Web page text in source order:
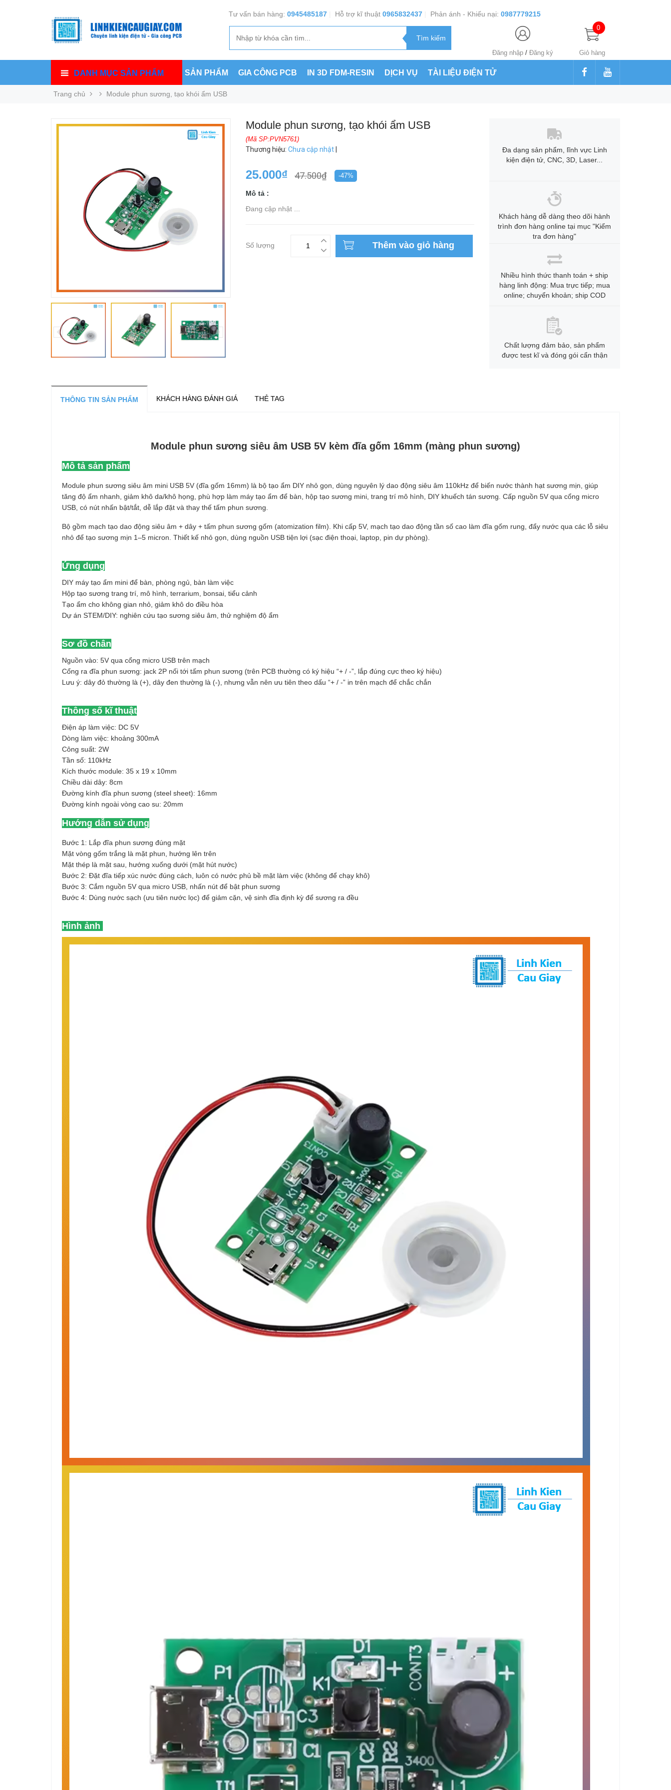
Tư vấn bán hàng: 0945485187| Hỗ trợ kĩ thuật 0965832437| Phản ánh - Khiếu nại: 0987779215
Đăng nhập/ Đăng ký Giỏ hàng
0
DANH MỤC SẢN PHẨM SẢN PHẨM GIA CÔNG PCB IN 3D FDM-RESIN DỊCH VỤ TÀI LIỆU ĐIỆN TỬ
Trang chủ Module phun sương, tạo khói ẩm USB
Module phun sương, tạo khói ẩm USB
(Mã SP:PVN5761)
Thương hiệu: Chưa cập nhật
25.000₫ 47.500₫ -47%
Mô tả :
Đang cập nhật ...
Số lượng Thêm vào giỏ hàng
Đa dạng sản phẩm, lĩnh vực Linh
kiện điện tử, CNC, 3D, Laser...
Khách hàng dễ dàng theo dõi hành
trình đơn hàng online tại mục "Kiểm
tra đơn hàng"
Nhiều hình thức thanh toán + ship
hàng linh động: Mua trực tiếp; mua
online; chuyển khoản; ship COD
Chất lượng đảm bảo, sản phẩm
được test kĩ và đóng gói cẩn thận
THÔNG TIN SẢN PHẨM KHÁCH HÀNG ĐÁNH GIÁ THẺ TAG
Module phun sương siêu âm USB 5V kèm đĩa gốm 16mm (màng phun sương)
Mô tả sản phẩm
Module phun sương siêu âm mini USB 5V (đĩa gốm 16mm) là bộ tạo ẩm DIY nhỏ gọn, dùng nguyên lý dao động siêu âm 110kHz để biến nước thành hạt sương mịn, giúp
tăng độ ẩm nhanh, giảm khô da/khô họng, phù hợp làm máy tạo ẩm để bàn, hộp tạo sương mini, trang trí mô hình, DIY khuếch tán sương. Cấp nguồn 5V qua cổng micro
USB, có nút nhấn bật/tắt, dễ lắp đặt và thay thế tấm phun sương.
Bộ gồm mạch tạo dao động siêu âm + dây + tấm phun sương gốm (atomization film). Khi cấp 5V, mạch tạo dao động tần số cao làm đĩa gốm rung, đẩy nước qua các lỗ siêu
nhỏ để tạo sương mịn 1–5 micron. Thiết kế nhỏ gọn, dùng nguồn USB tiện lợi (sạc điện thoại, laptop, pin dự phòng).
Ứng dụng
DIY máy tạo ẩm mini để bàn, phòng ngủ, bàn làm việc
Hộp tạo sương trang trí, mô hình, terrarium, bonsai, tiểu cảnh
Tạo ẩm cho không gian nhỏ, giảm khô do điều hòa
Dự án STEM/DIY: nghiên cứu tạo sương siêu âm, thử nghiệm độ ẩm
Sơ đồ chân
Nguồn vào: 5V qua cổng micro USB trên mạch
Cổng ra đĩa phun sương: jack 2P nối tới tấm phun sương (trên PCB thường có ký hiệu “+ / -”, lắp đúng cực theo ký hiệu)
Lưu ý: dây đỏ thường là (+), dây đen thường là (-), nhưng vẫn nên ưu tiên theo dấu “+ / -” in trên mạch để chắc chắn
Thông số kĩ thuật
Điện áp làm việc: DC 5V
Dòng làm việc: khoảng 300mA
Công suất: 2W
Tần số: 110kHz
Kích thước module: 35 x 19 x 10mm
Chiều dài dây: 8cm
Đường kính đĩa phun sương (steel sheet): 16mm
Đường kính ngoài vòng cao su: 20mm
Hướng dẫn sử dụng
Bước 1: Lắp đĩa phun sương đúng mặt
Mặt vòng gốm trắng là mặt phun, hướng lên trên
Mặt thép là mặt sau, hướng xuống dưới (mặt hút nước)
Bước 2: Đặt đĩa tiếp xúc nước đúng cách, luôn có nước phủ bề mặt làm việc (không để chạy khô)
Bước 3: Cắm nguồn 5V qua micro USB, nhấn nút để bật phun sương
Bước 4: Dùng nước sạch (ưu tiên nước lọc) để giảm cặn, vệ sinh đĩa định kỳ để sương ra đều
Hình ảnh